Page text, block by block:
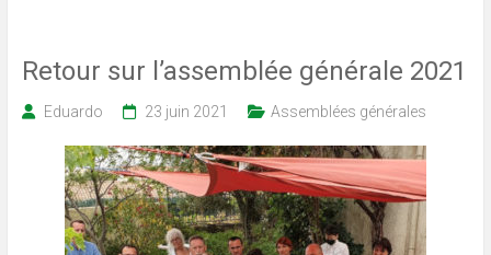
Retour sur l’assemblée générale 2021
Eduardo 23 juin 2021 Assemblées générales